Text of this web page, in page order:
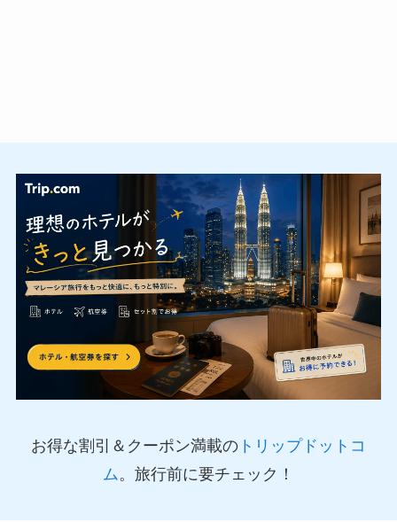
お得な割引＆クーポン満載の トリップドットコ
ム。旅行前に要チェック！